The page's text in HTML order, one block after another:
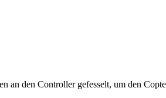
an den Controller gefesselt, um den